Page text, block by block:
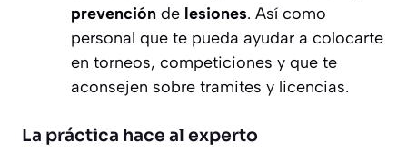
prevención de lesiones. Así como
personal que te pueda ayudar a colocarte
en torneos, competiciones y que te
aconsejen sobre tramites y licencias.
La práctica hace al experto